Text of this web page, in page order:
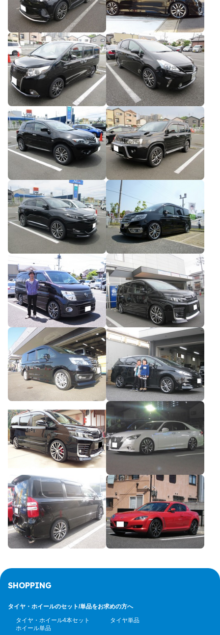
SHOPPING
タイヤ・ホイールのセット/単品をお求めの方へ
タイヤ・ホイール4本セット
タイヤ単品
ホイール単品